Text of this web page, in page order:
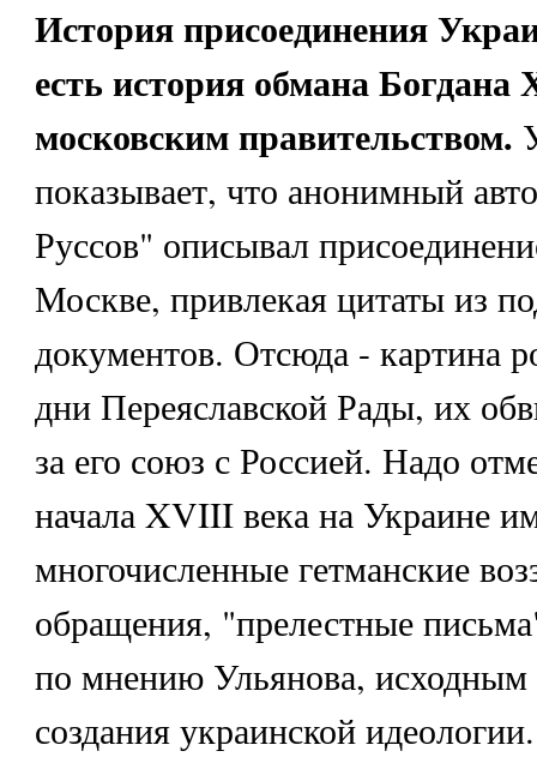
История присоединения
есть история обмана Богдана
московским правительством.
показывает, что анонимный
Руссов" описывал
Москве, привлекая цитаты из
документов. Отсюда - картина
дни Переяславской Рады, их
за его союз с Россией. Надо
начала XVIII века на Украине
многочисленные гетманские
обращения, "прелестные
по мнению Ульянова, исходным
создания украинской